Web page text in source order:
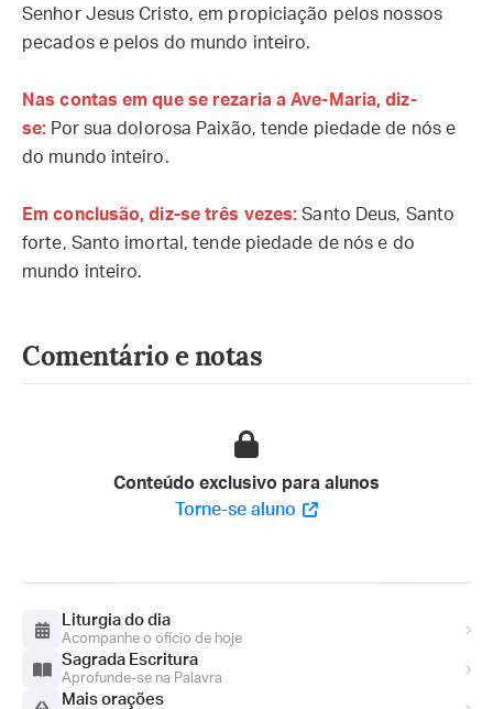
Senhor Jesus Cristo, em propiciação pelos nossos
pecados e pelos do mundo inteiro.
Nas contas em que se rezaria a Ave-Maria, diz-
se: Por sua dolorosa Paixão, tende piedade de nós e
do mundo inteiro.
Em conclusão, diz-se três vezes: Santo Deus, Santo
forte, Santo imortal, tende piedade de nós e do
mundo inteiro.
Comentário e notas
Conteúdo exclusivo para alunos
Torne-se aluno
Liturgia do dia
Acompanhe o ofício de hoje
Sagrada Escritura
Aprofunde-se na Palavra
Mais orações